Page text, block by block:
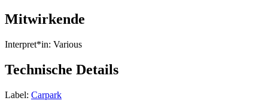
Mitwirkende
Interpret*in: Various
Technische Details
Label: Carpark